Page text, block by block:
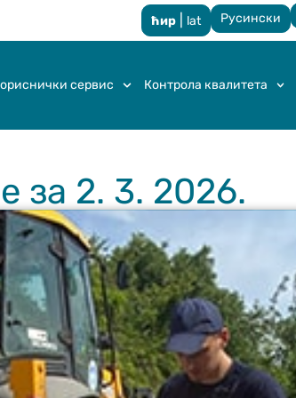
ћир| lat Русински
сервис Контрола квалитета
за 2. 3. 2026.